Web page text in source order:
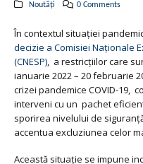
Noutăți 0 Comments
În contextul situației
decizie a Comisiei Naționale
(CNESP), a restricțiilor care
ianuarie 2022 – 20 februarie
crizei pandemice COVID-19,
interveni cu un pachet
sporirea nivelului de
accentua excluziunea celor
Această situație se impune